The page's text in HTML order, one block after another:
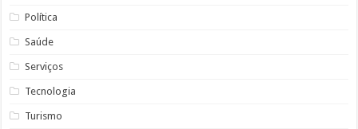
Política
Saúde
Serviços
Tecnologia
Turismo